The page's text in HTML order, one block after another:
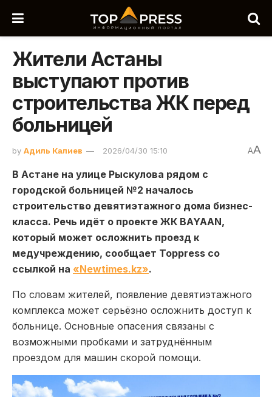
Жители Астаны
выступают против
строительства ЖК перед
больницей
by Адиль Калиев 2026/04/30 15:10 AA
В Астане на улице Рыскулова рядом с
городской больницей №2 началось
строительство девятиэтажного дома бизнес-
класса. Речь идёт о проекте ЖК BAYAAN,
который может осложнить проезд к
медучреждению, сообщает Toppress со
ссылкой на «Newtimes.kz».
По словам жителей, появление девятиэтажного
комплекса может серьёзно осложнить доступ к
больнице. Основные опасения связаны с
возможными пробками и затруднённым
проездом для машин скорой помощи.